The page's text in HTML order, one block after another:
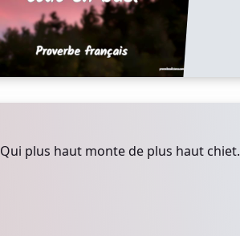
Qui plus haut monte de plus haut chiet.